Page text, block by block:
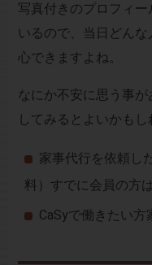
写真付きのプロフィ
いるので、当日どん
心できますよね。
なにか不安に思う事
してみるとよいかもし
家事代行を依頼し
料） すでに会員の方
CaSyで働きたい